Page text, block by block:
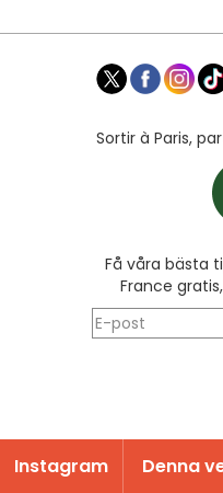
Sortir à Paris,
Få våra bästa
France
Instagram Denna